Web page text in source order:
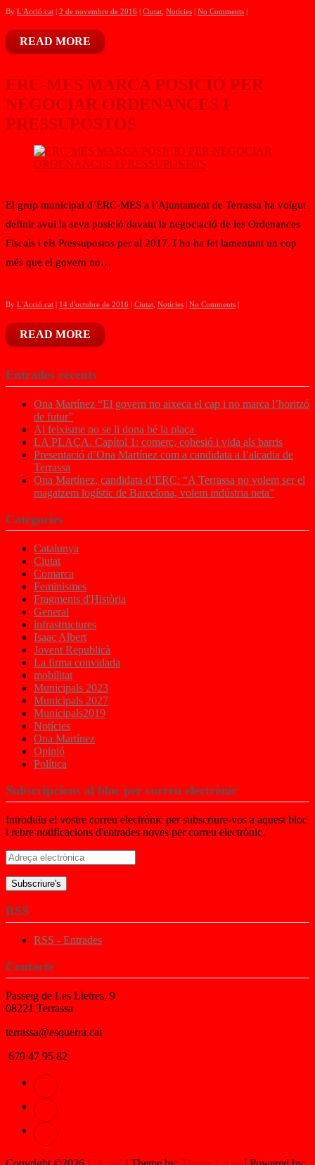
By L'Acció.cat | 2 de novembre de 2016 | Ciutat Notícies | No Comments |
READ MORE
ERC-MES MARCA POSICIÓ PER
NEGOCIAR ORDENANCES I
PRESSUPOSTOS
El grup municipal d’ERC-MES a l’Ajuntament de Terrassa ha volgut
definir avui la seva posició davant la negociació de les Ordenances
Fiscals i els Pressupostos per al 2017. I ho ha fet lamentant un cop
més que el govern no…
By L'Acció.cat | 14 d'octubre de 2016 | Ciutat Notícies | No Comments |
READ MORE
Entrades recents
Ona Martínez “El govern no aixeca el cap i no marca l’horitzó
de futur”
Al feixisme no se li dona bé la plaça
LA PLAÇA. Capítol 1: comerç, cohesió i vida als barris
Presentació d’Ona Martínez com a candidata a l’alcadia de
Terrassa
Ona Martínez, candidata d’ERC: “A Terrassa no volem ser el
magatzem logístic de Barcelona, volem indústria neta”
Categories
Catalunya
Ciutat
Comarca
Feminismes
Fragments d'Història
General
infrastructures
Isaac Albert
Jovent Republicà
La firma convidada
mobilitat
Municipals 2023
Municipals 2027
Municipals2019
Notícies
Ona Martínez
Opinió
Política
Subscripcions al bloc per correu electrònic
Introduïu el vostre correu electrònic per subscriure-vos a aquest bloc
i rebre notificacions d'entrades noves per correu electrònic.
Adreça
electrònica
RSS
RSS - Entrades
Contacte
Passeig de Les Lletres, 9
08221 Terrassa
terrassa@esquerra.cat
679 47 95 82